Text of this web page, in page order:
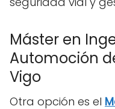
Máster en
Automoción
Vigo
Otra opción es el